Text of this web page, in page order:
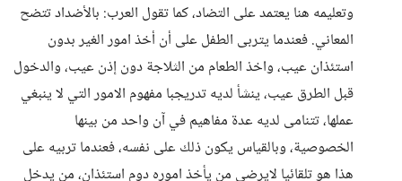
وتعليمه هنا يعتمد على التضاد، كما تقول العرب: بالأضداد تتضح
المعاني. فعندما يتربى الطفل على أن أخذ امور الغير بدون
استئذان عيب، واخذ الطعام من الثلاجة دون إذن عيب، والدخول
قبل الطرق عيب، ينشأ لديه تدريجبا مفهوم الامور التي لا ينبغي
عملها، تتنامى لديه عدة مفاهيم في آن واحد من بينها
الخصوصية، وبالقياس يكون ذلك على نفسه، فعندما تربيه على
هذا هو تلقائيا لايرضى من يأخذ اموره دوم استئذان، من يدخل